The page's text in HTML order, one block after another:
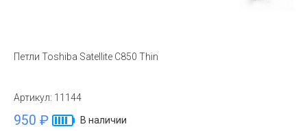
Петли Toshiba Satellite C850 Thin
Артикул: 11144
950 ₽ В наличии